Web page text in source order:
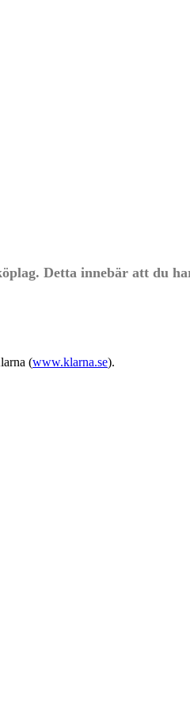
Detta innebär att du
(www.klarna.se).